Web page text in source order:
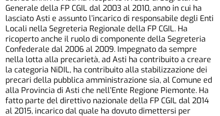
Generale della FP CGIL dal 2003 al 2010, anno in cui ha
lasciato Asti e assunto l’incarico di responsabile degli Enti
Locali nella Segreteria Regionale della FP CGIL. Ha
ricoperto anche il ruolo di componente della Segreteria
Confederale dal 2006 al 2009. Impegnato da sempre
nella lotta alla precarietà, ad Asti ha contribuito a creare
la categoria NiDIL, ha contribuito alla stabilizzazione dei
precari della pubblica amministrazione sia, al Comune ed
alla Provincia di Asti che nell’Ente Regione Piemonte. Ha
fatto parte del direttivo nazionale della FP CGIL dal 2014
al 2015, incarico dal quale ha dovuto dimettersi per